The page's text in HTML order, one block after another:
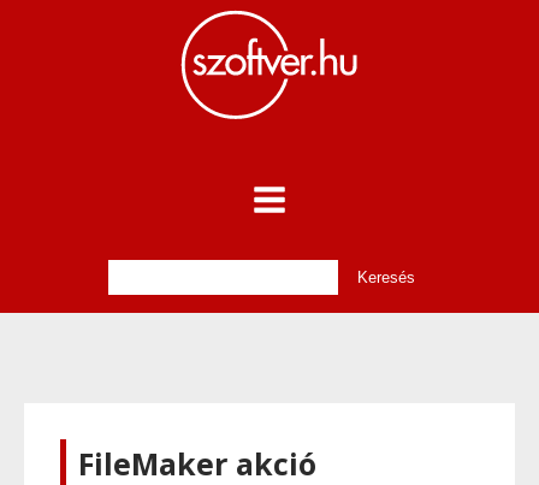
FileMaker akció